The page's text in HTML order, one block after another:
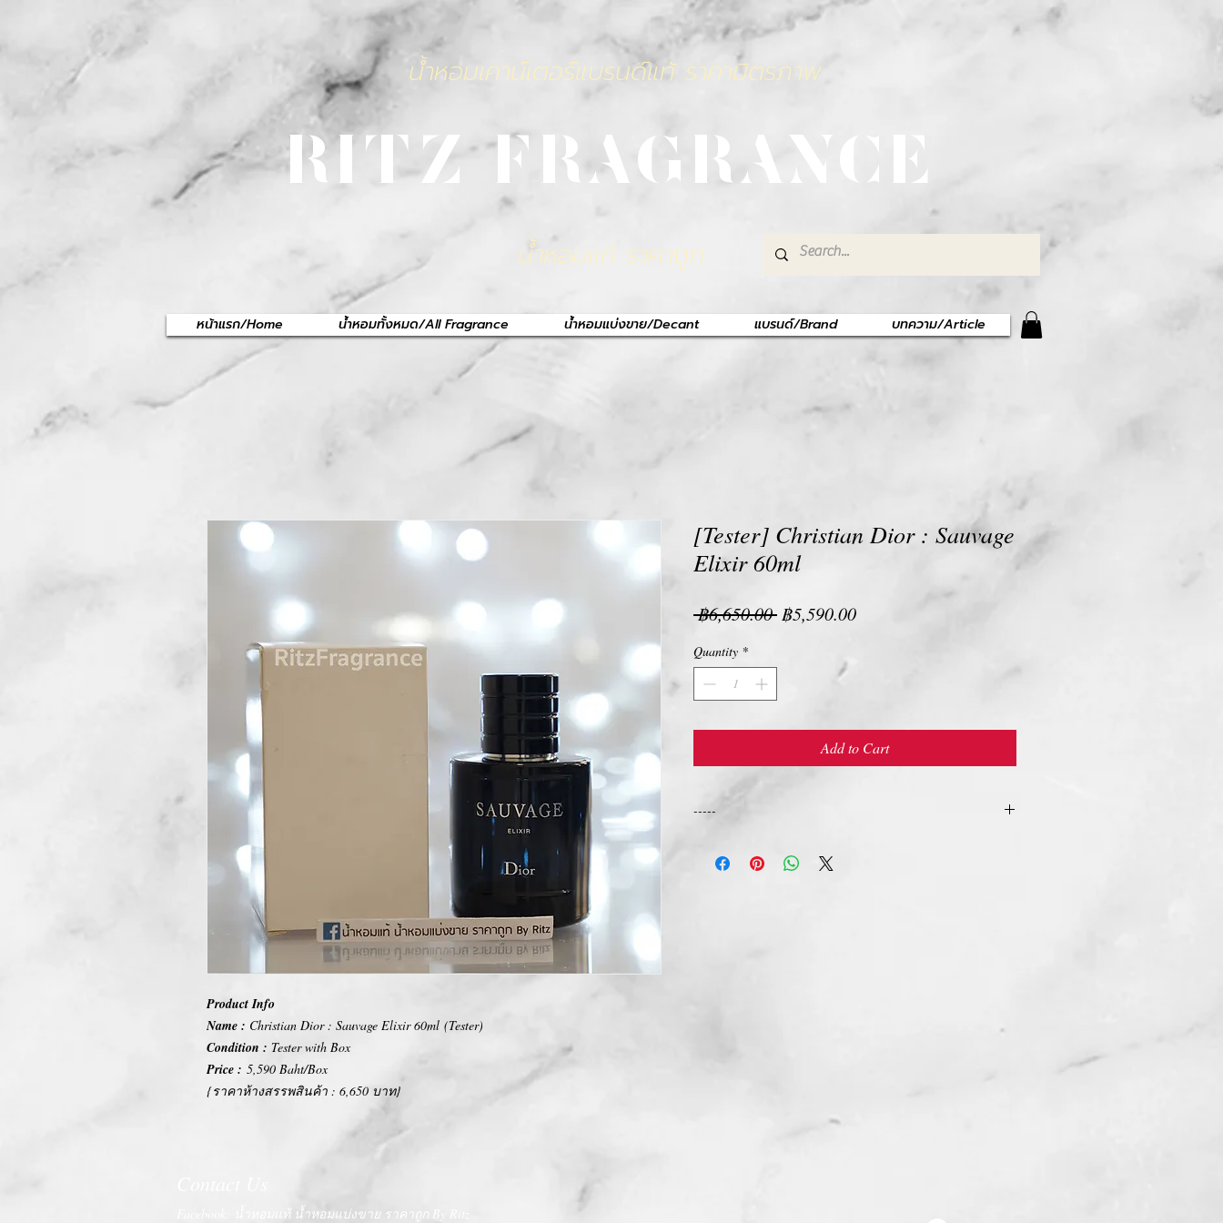
น้ำหอมเคาน์เตอร์แบรนด์แท้ ราคามิตรภาพ
RITZ FRAGRANCE
น้ำหอมแท้ ราคาถูก
หน้าแรก/Home น้ำหอมทั้งหมด/All Fragrance น้ำหอมแบ่งขาย/Decant แบรนด์/Brand บทความ/Article
Product Info
Name : Christian Dior : Sauvage Elixir 60ml (Tester)
Condition : Tester with Box
Price : 5,590 Baht/Box
{ราคาห้างสรรพสินค้า : 6,650 บาท}
[Tester] Christian Dior : Sauvage
Elixir 60ml
฿6,650.00 Regular
฿5,590.00Sale
Quantity *
Add to Cart
-----
ทางบริษัท ไม่มีนโยบายการรับ เปลี่ยน/คืน สินค้า ทุกรณี
Facebook: น้ำหอมแท้ น้ำหอมแบ่งขาย ราคาถูก By Ritz